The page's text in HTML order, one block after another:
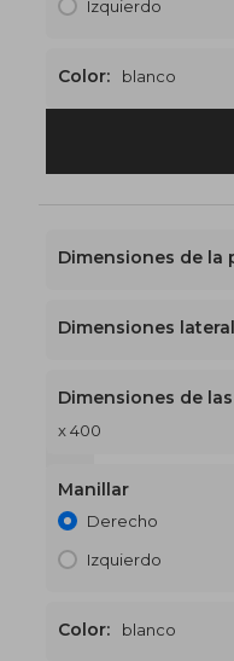
Izquierdo
Color: blanco
Dimensiones de la
Dimensiones
Dimensiones de
x 400
Manillar
Derecho
Izquierdo
Color: blanco